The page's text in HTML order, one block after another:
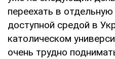
переехать в
доступной средой в
католическом
очень трудно